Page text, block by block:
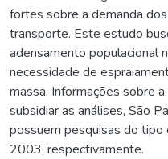
fortes sobre a demanda
transporte. Este estudo
adensamento populacional
necessidade de
massa. Informações sobre
subsidiar as análises, São
possuem pesquisas do
2003, respectivamente.